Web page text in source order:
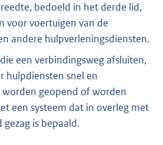
bedoeld in het derde lid,
voor voertuigen van de
andere hulpverleningsdiensten.
een verbindingsweg afsluiten,
hulpdiensten snel en
geopend of worden
een systeem dat in overleg met
gezag is bepaald.